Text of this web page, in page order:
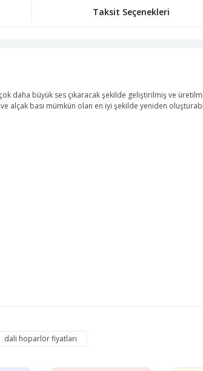
Taksit Seçenekleri
daha büyük ses çıkaracak şekilde geliştirilmiş ve
alçak bası mümkün olan en iyi şekilde yeniden
ilk yorumu siz yapın!
dali hoparlör fiyatları